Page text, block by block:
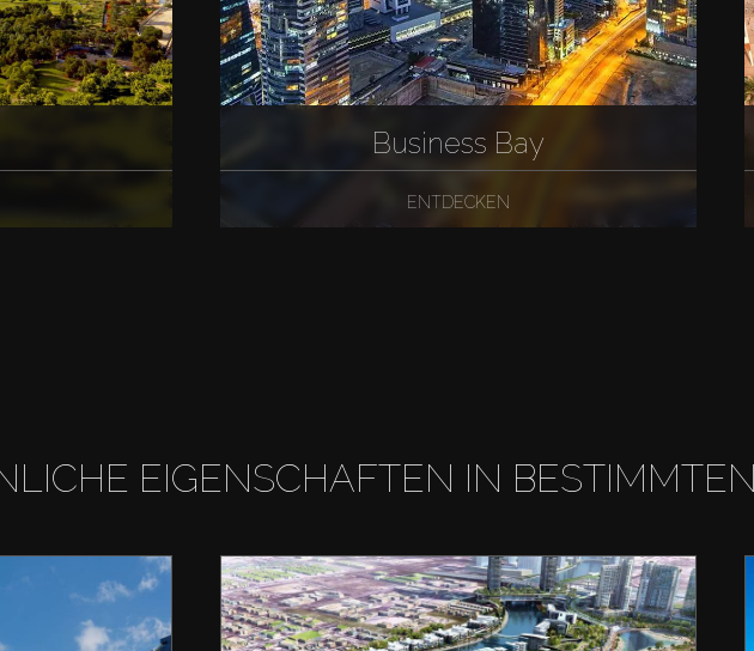
Business Bay
ENTDECKEN
EIGENSCHAFTEN IN